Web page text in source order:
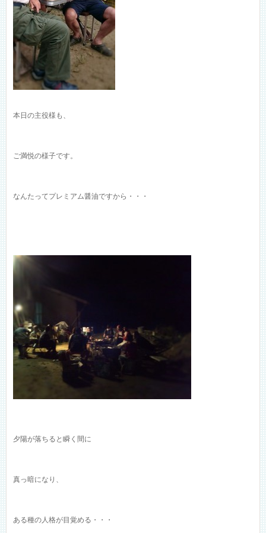
本日の主役様も、
ご満悦の様子です。
なんたってプレミアム醤油ですから・・・
夕陽が落ちると瞬く間に
真っ暗になり、
ある種の人格が目覚める・・・